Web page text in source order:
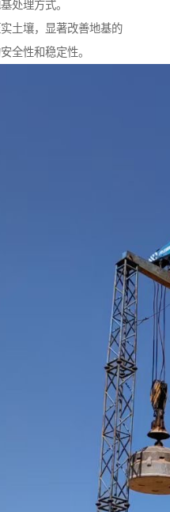
处理方式。
土壤，显著改善地基的
全性和稳定性。